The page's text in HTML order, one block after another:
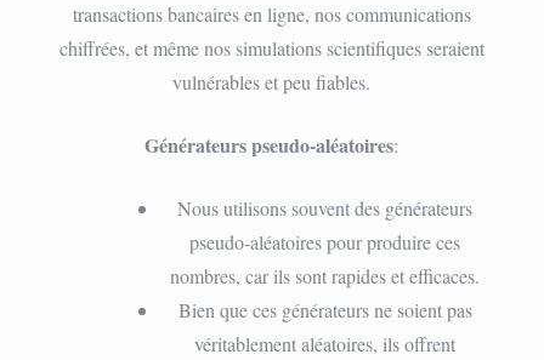
transactions bancaires en ligne, nos communications
chiffrées, et même nos simulations scientifiques seraient
vulnérables et peu fiables.
Générateurs pseudo-aléatoires:
Nous utilisons souvent des générateurs
pseudo-aléatoires pour produire ces
nombres, car ils sont rapides et efficaces.
Bien que ces générateurs ne soient pas
véritablement aléatoires, ils offrent